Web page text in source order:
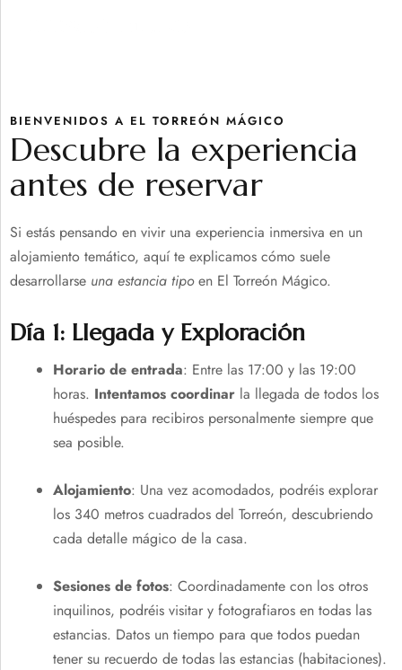
BIENVENIDOS A EL TORREÓN MÁGICO
Descubre la experiencia
antes de reservar
Si estás pensando en vivir una experiencia inmersiva en un
alojamiento temático, aquí te explicamos cómo suele
desarrollarse una estancia tipoen El Torreón Mágico.
Día 1: Llegada y Exploración
Horario de entrada: Entre las 17:00 y las 19:00
horas. Intentamos coordinar la llegada de todos los
huéspedes para recibiros personalmente siempre que
sea posible.
Alojamiento: Una vez acomodados, podréis explorar
los 340 metros cuadrados del Torreón, descubriendo
cada detalle mágico de la casa.
Sesiones de fotos: Coordinadamente con los otros
inquilinos, podréis visitar y fotografiaros en todas las
estancias. Datos un tiempo para que todos puedan
tener su recuerdo de todas las estancias (habitaciones).